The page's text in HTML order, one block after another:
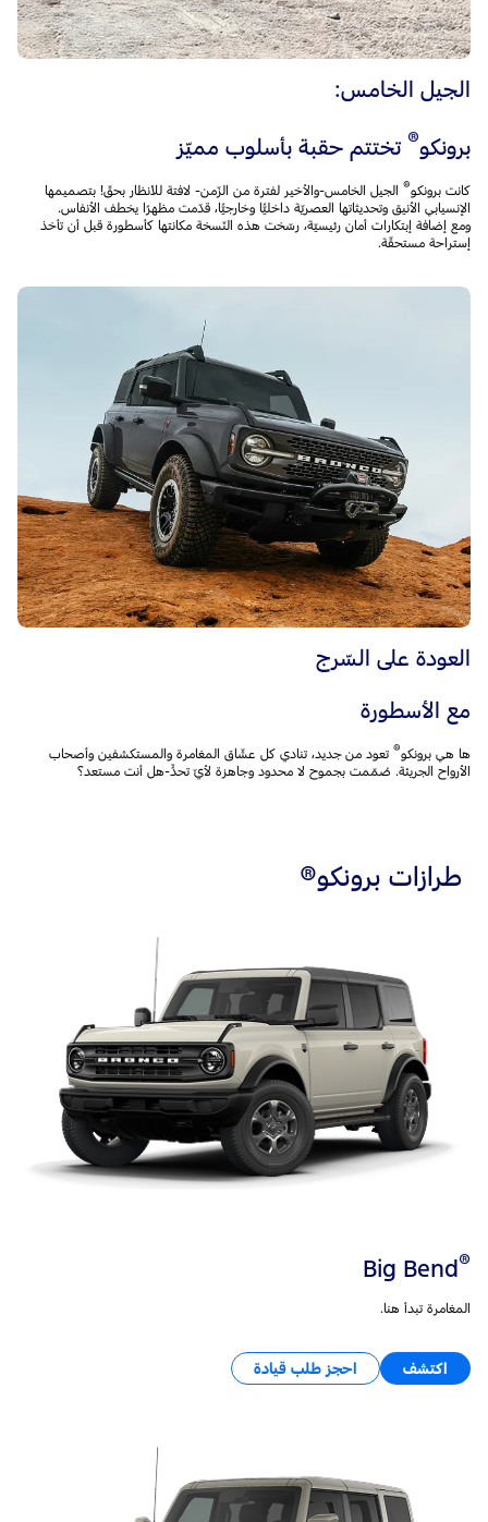
الجيل الخامس:
برونكو® تختتم حقبة بأسلوب مميّز
كانت برونكو® الجيل الخامس-والأخير لفترة من الزّمن- لافتة للأنظار بحقّ! بتصميمها
الإنسيابي الأنيق وتحديثاتها العصريّة داخليًّا وخارجيًّا، قدّمت مظهرًا يخطف الأنفاس.
ومع إضافة إبتكارات أمان رئيسيّة، رسّخت هذه النّسخة مكانتها كأسطورة قبل أن تأخذ
إستراحة مستحقّة.
العودة على السّرج
مع الأسطورة
ها هي برونكو® تعود من جديد، تنادي كل عشّاق المغامرة والمستكشفين وأصحاب
الأرواح الجريئة. صُمّمت بجموح لا محدود وجاهزة لأيّ تحدٍّ-هل أنت مستعد؟
طرازات برونكو®
®
Big Bend
المغامرة تبدأ هنا.
اكتشف احجز طلب قيادة